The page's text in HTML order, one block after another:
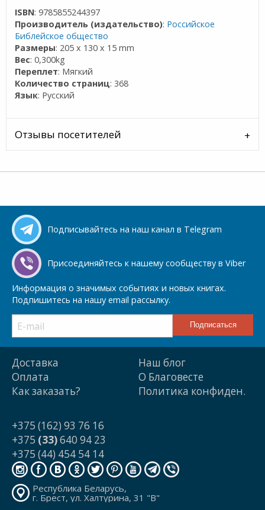
ISBN: 9785855244397
Производитель (издательство): Российское
Библейское общество
Размеры: 205 x 130 x 15 mm
Вес: 0,300kg
Переплет: Мягкий
Количество страниц: 368
Язык: Русский
Отзывы посетителей
Подписывайтесь на наш канал в Telegram
Присоединяйтесь к нашему сообществу в Viber
Информация о значимых событиях и новых книгах.
Подпишитесь на нашу email рассылку.
Доставка
Оплата
Как заказать?
Наш блог
О Благовесте
Политика конфиден.
+375 (162) 93 76 16
+375 (33)640 94 23
+375 (44) 454 54 14
Республика Беларусь,
г. Брест, ул. Халтурина, 31 "В"